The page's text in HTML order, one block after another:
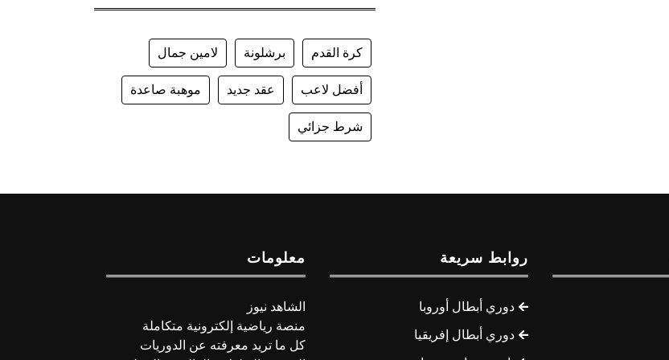
كرة القدم برشلونة لامين جمال
أفضل لاعب عقد جديد موهبة صاعدة
شرط جزائي
روابط سريعة
دوري أبطال أوروبا
دوري أبطال إفريقيا
معلومات
الشاهد نيوز
منصة رياضية إلكترونية متكاملة
كل ما تريد معرفته عن الدوريات